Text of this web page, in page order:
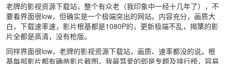
老牌的影视资源下载站，整个有众老（我印象中一经十几年了），不
要看界面很low，但确实是一个极端突出的网站。内容充分，画质大
白，下载速率速，影片根基都是1080P的，更新极端不乱，揭橥的影
片全都是高清，没有枪版。
同样界面很low，老牌的影视资源下载站，画质、速率都没的说。根
基每部影片都有确凿影片截图。我最笃爱的即是专题及排行榜，容易